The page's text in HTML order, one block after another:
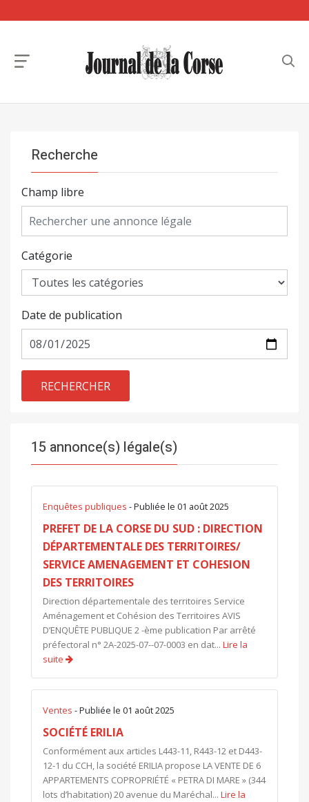
15 annonce(s) légale(s)
Enquêtes publiques - Publiée le 01 août 2025
PREFET DE LA CORSE DU SUD : DIRECTION
DÉPARTEMENTALE DES TERRITOIRES/
SERVICE AMENAGEMENT ET COHESION
DES TERRITOIRES
Direction départementale des territoires Service
Aménagement et Cohésion des Territoires AVIS
D’ENQUÊTE PUBLIQUE 2 -ème publication Par arrêté
préfectoral n° 2A-2025-07--07-0003 en dat... Lire la
suite
Ventes - Publiée le 01 août 2025
SOCIÉTÉ ERILIA
Conformément aux articles L443-11, R443-12 et D443-
12-1 du CCH, la société ERILIA propose LA VENTE DE 6
APPARTEMENTS COPROPRIÉTÉ « PETRA DI MARE » (344
lots d’habitation) 20 avenue du Maréchal... Lire la
Recherche
Champ libre
Catégorie
Date de publication
RECHERCHER